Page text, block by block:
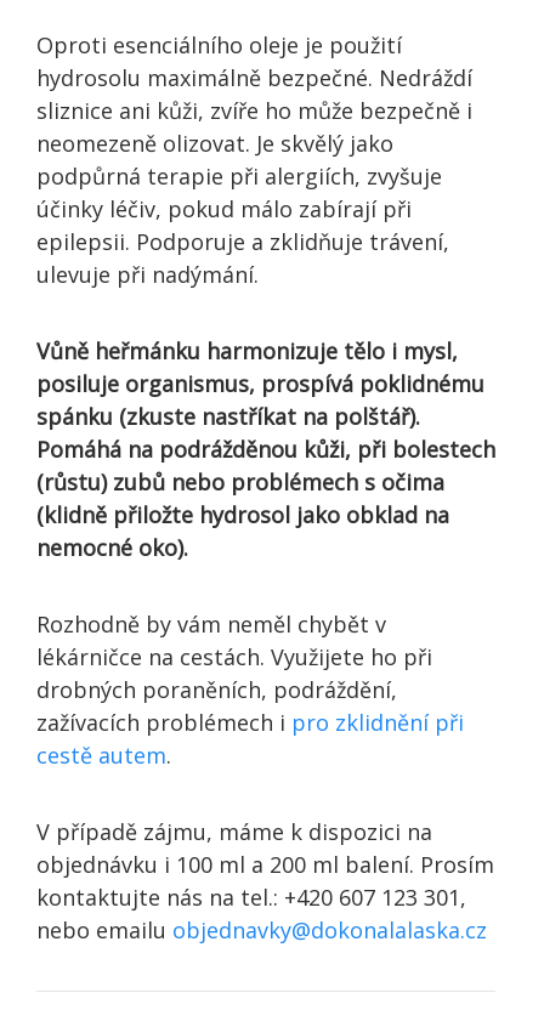
Oproti esenciálního oleje je použití
hydrosolu maximálně bezpečné. Nedráždí
sliznice ani kůži, zvíře ho může bezpečně i
neomezeně olizovat. Je skvělý jako
podpůrná terapie při alergiích, zvyšuje
účinky léčiv, pokud málo zabírají při
epilepsii. Podporuje a zklidňuje trávení,
ulevuje při nadýmání.
Vůně heřmánku harmonizuje tělo i mysl,
posiluje organismus, prospívá poklidnému
spánku (zkuste nastříkat na polštář).
Pomáhá na podrážděnou kůži, při bolestech
(růstu) zubů nebo problémech s očima
(klidně přiložte hydrosol jako obklad na
nemocné oko).
Rozhodně by vám neměl chybět v
lékárničce na cestách. Využijete ho při
drobných poraněních, podráždění,
zažívacích problémech i pro zklidnění při
cestě autem.
V případě zájmu, máme k dispozici na
objednávku i 100 ml a 200 ml balení. Prosím
kontaktujte nás na tel.: +420 607 123 301,
nebo emailu objednavky@dokonalalaska.cz